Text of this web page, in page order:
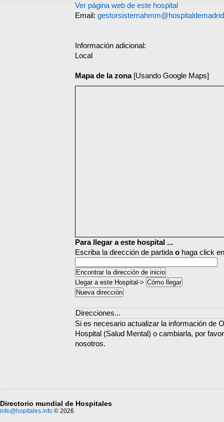
Ver página web de este hospital
Email:
Información adicional:
Local
Mapa de la zona[Usando Google Maps]
Para llegar a este hospital ...
Escriba la dirección de partida o haga click
Llegar a este Hospital->
Direcciones...
Si es necesario actualizar la información de
Hospital (Salud Mental) o cambiarla, por
nosotros.
Directorio mundial de Hospitales
info@hopitales.info © 2026